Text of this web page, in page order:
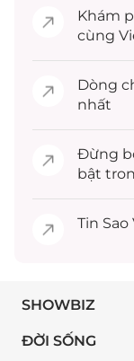
Khám
cùng
Dòng
nhất
Đừng
bật
Tin Sao
SHOWBIZ
ĐỜI SỐNG